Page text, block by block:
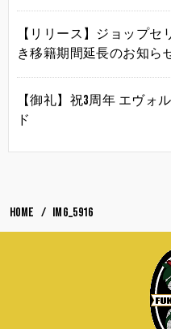
【リリース】ジョップ
き移籍期間延長のお知ら
【御礼】祝3周年 エヴォ
ド
HOME IMG_5916